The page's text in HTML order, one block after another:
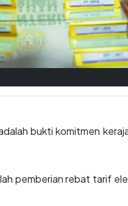
bukti komitmen
pemberian rebat tarif